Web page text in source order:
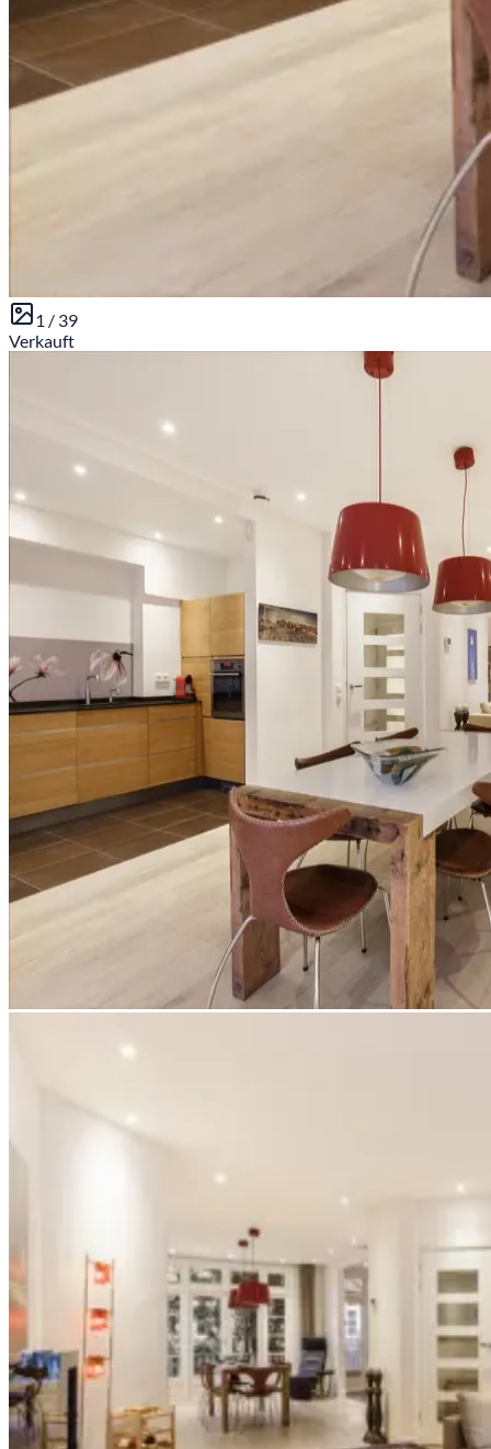
1 / 39
Verkauft